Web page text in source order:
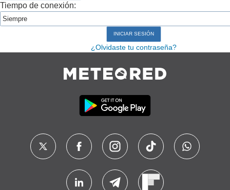
Tiempo de conexión:
¿Olvidaste tu contraseña?